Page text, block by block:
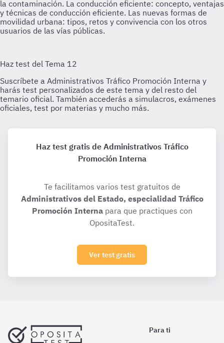
Haz test gratis de Administrativos Tráfico
Promoción Interna
Te facilitamos varios test gratuitos de
Administrativos del Estado, especialidad Tráfico
Promoción Internapara que practiques con
OpositaTest.
Ver test gratis
Para ti